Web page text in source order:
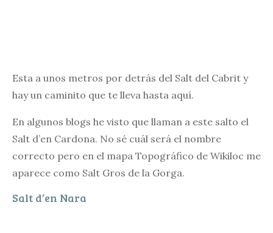
Esta a unos metros por detrás del Salt del Cabrit y
hay un caminito que te lleva hasta aquí.
En algunos blogs he visto que llaman a este salto el
Salt d’en Cardona. No sé cuál será el nombre
correcto pero en el mapa Topográfico de Wikiloc me
aparece como Salt Gros de la Gorga.
Salt d’en Nara